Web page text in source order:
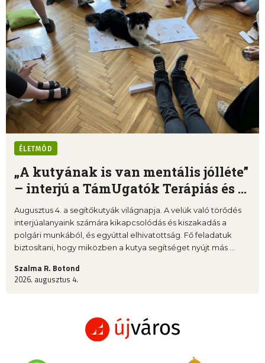
ÉLETMÓD
„A kutyának is van mentális jólléte”
– interjú a TámUgatók Terápiás és ...
Augusztus 4. a segítőkutyák világnapja. A velük való törődés
interjúalanyaink számára kikapcsolódás és kiszakadás a
polgári munkából, és egyúttal elhivatottság. Fő feladatuk
biztosítani, hogy miközben a kutya segítséget nyújt más ...
Szalma R. Botond
2026. augusztus 4.